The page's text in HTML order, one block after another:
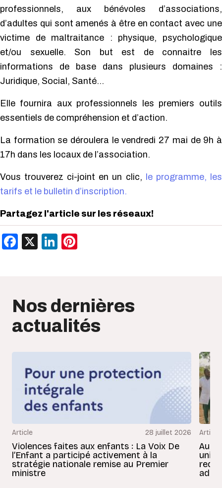
professionnels, aux bénévoles d’associations,
d’adultes qui sont amenés à être en contact avec une
victime de maltraitance : physique, psychologique
et/ou sexuelle. Son but est de connaitre les
informations de base dans plusieurs domaines :
Juridique, Social, Santé…
Elle fournira aux professionnels les premiers outils
essentiels de compréhension et d’action.
La formation se déroulera levendredi 27 mai de 9h à
17h dans les locaux de l’association.
Vous trouverez ci-joint en un clic,
le programme, les
tarifs et le bulletin d’inscription.
Partagez l'article sur les réseaux!
Facebook
X LinkedIn
Nos dernières
actualités
Article 28 juillet 2026
Violences faites aux enfants : La Voix De
l’Enfant a participé activement à la
stratégie nationale remise au Premier
ministre
Article
Au